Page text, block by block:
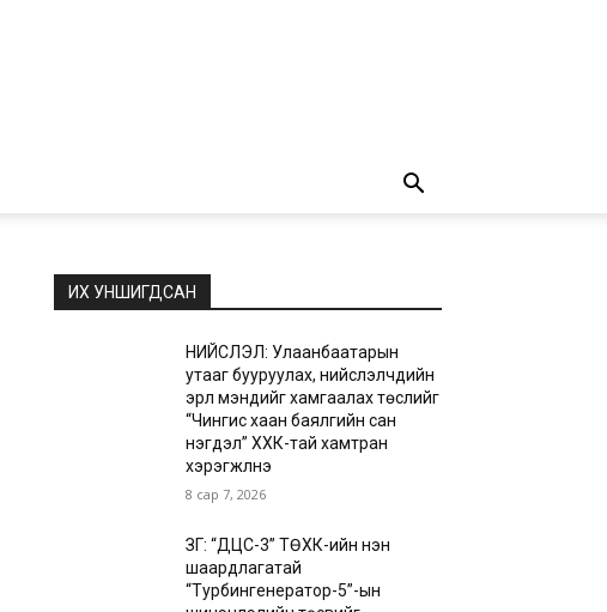
ИХ УНШИГДСАН
НИЙСЛЭЛ: Улаанбаатарын
утааг бууруулах, нийслэлчүүдийн
эрүүл мэндийг хамгаалах төслийг
“Чингис хаан баялгийн сан
нэгдэл” ХХК-тай хамтран
хэрэгжүүлнэ
8 сар 7, 2026
ЗГ: “ДЦС-3” ТӨХК-ийн нэн
шаардлагатай
“Турбингенератор-5”-ын